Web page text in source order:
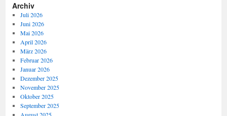
Archiv
Juli 2026
Juni 2026
Mai 2026
April 2026
März 2026
Februar 2026
Januar 2026
Dezember 2025
November 2025
Oktober 2025
September 2025